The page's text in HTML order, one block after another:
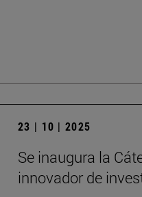
23 | 10 | 2025
Se inaugura la
innovador de